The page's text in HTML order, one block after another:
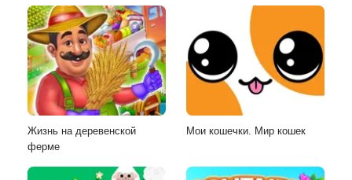
Жизнь на деревенской
ферме
Мои кошечки. Мир кошек